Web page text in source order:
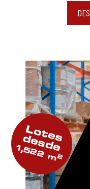
Lotes
desde
1,522 m2